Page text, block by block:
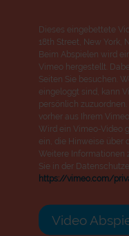
oder "Deppen der "Wir
Dieses eingebettete
18th Street, New York,
Beim Abspielen wird
Vimeo hergestellt.
Seiten Sie besuchen.
eingeloggt sind, kann
persönlich
vorher aus Ihrem
Wird ein Vimeo-Video
ein, die Hinweise über
Weitere Informationen
Sie in der
https://vimeo.com/
Video